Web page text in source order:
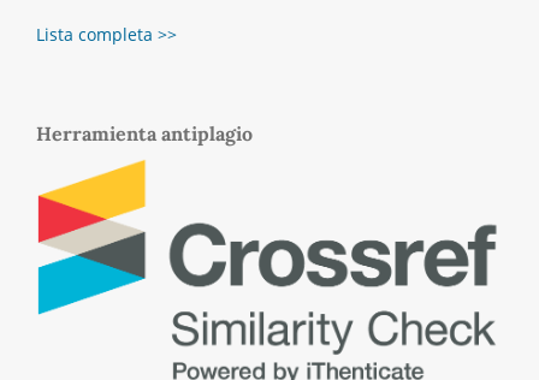
Lista completa >>
Herramienta antiplagio